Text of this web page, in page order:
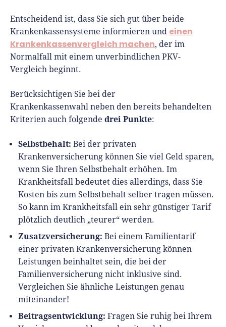
Entscheidend ist, dass Sie sich gut über beide
Krankenkassensysteme informieren und einen
Krankenkassenvergleich machen, der im
Normalfall mit einem unverbindlichen PKV-
Vergleich beginnt.
Berücksichtigen Sie bei der
Krankenkassenwahl neben den bereits behandelten
Kriterien auch folgende drei Punkte:
Selbstbehalt: Bei der privaten
Krankenversicherung können Sie viel Geld sparen,
wenn Sie Ihren Selbstbehalt erhöhen. Im
Krankheitsfall bedeutet dies allerdings, dass Sie
Kosten bis zum Selbstbehalt selber tragen müssen.
So kann im Krankheitsfall ein sehr günstiger Tarif
plötzlich deutlich „teurer“ werden.
Zusatzversicherung: Bei einem Familientarif
einer privaten Krankenversicherung können
Leistungen beinhaltet sein, die bei der
Familienversicherung nicht inklusive sind.
Vergleichen Sie ähnliche Leistungen genau
miteinander!
Beitragsentwicklung: Fragen Sie ruhig bei Ihrem